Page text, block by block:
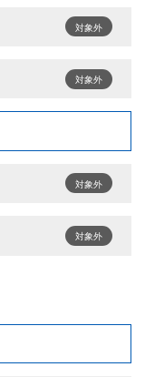
対象外
対象外
対象外
対象外